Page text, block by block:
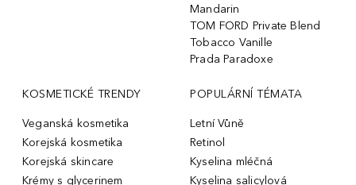
Mandarin
TOM FORD Private Blend
Tobacco Vanille
Prada Paradoxe
KOSMETICKÉ TRENDY
Veganská kosmetika
Korejská kosmetika
Korejská skincare
Krémy s glycerinem
POPULÁRNÍ TÉMATA
Letní Vůně
Retinol
Kyselina mléčná
Kyselina salicylová